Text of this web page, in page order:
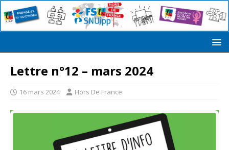
Lettre n°12 – mars 2024
16 mars 2024 Hors De France